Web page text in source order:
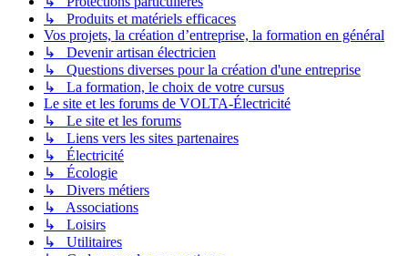
↳ Produits et matériels efficaces
Vos projets, la création d’entreprise, la formation en général
↳ Devenir artisan électricien
↳ Questions diverses pour la création d'une entreprise
↳ La formation, le choix de votre cursus
Le site et les forums de VOLTA-Électricité
↳ Le site et les forums
↳ Liens vers les sites partenaires
↳ Électricité
↳ Écologie
↳ Divers métiers
↳ Associations
↳ Loisirs
↳ Utilitaires